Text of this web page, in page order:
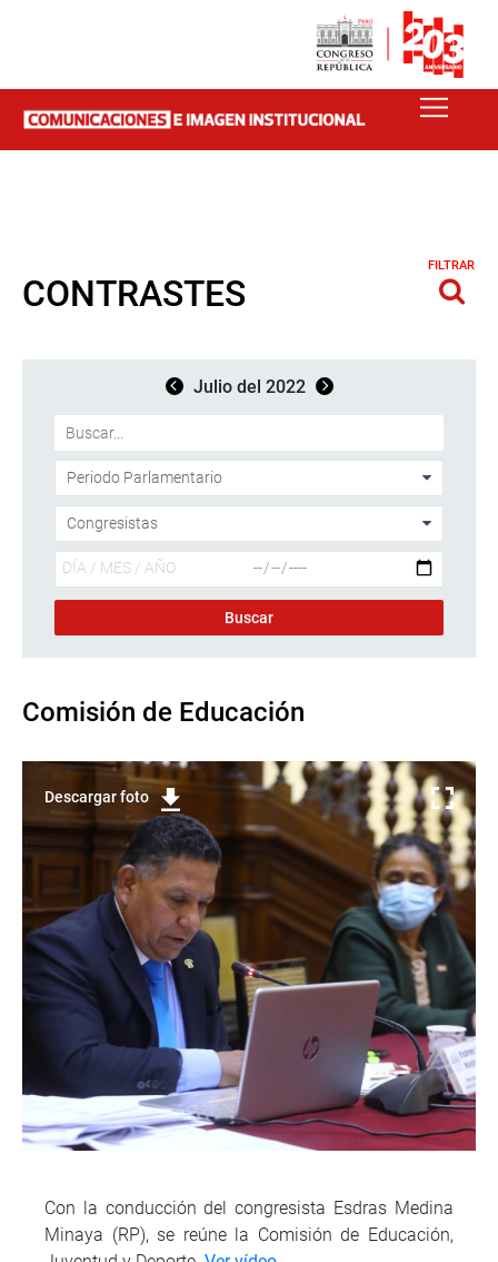
CONTRASTES
FILTRAR
Julio del 2022
Comisión de Educación
Descargar foto
Con la conducción del congresista Esdras Medina
Minaya (RP), se reúne la Comisión de Educación,